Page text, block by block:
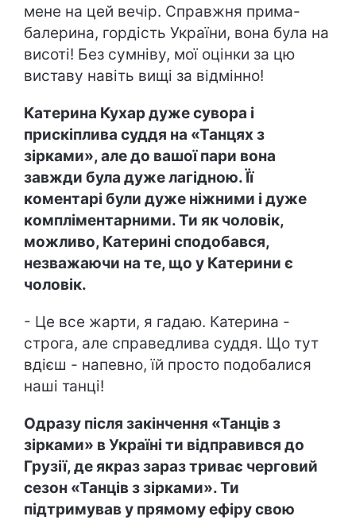
мене на цей вечір. Справжня прима-
балерина, гордість України, вона була на
висоті! Без сумніву, мої оцінки за цю
виставу навіть вищі за відмінно!
Катерина Кухар дуже сувора і
прискіплива суддя на «Танцях з
зірками», але до вашої пари вона
завжди була дуже лагідною. Її
коментарі були дуже ніжними і дуже
компліментарними. Ти як чоловік,
можливо, Катерині сподобався,
незважаючи на те, що у Катерини є
чоловік.
- Це все жарти, я гадаю. Катерина -
строга, але справедлива суддя. Що тут
вдієш - напевно, їй просто подобалися
наші танці!
Одразу після закінчення «Танців з
зірками» в Україні ти відправився до
Грузії, де якраз зараз триває черговий
сезон «Танців з зірками». Ти
підтримував у прямому ефіру свою